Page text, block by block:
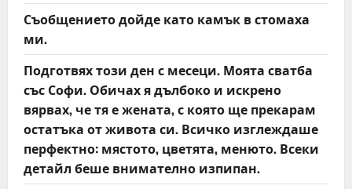
a
t
i
o
n
Съобщението дойде като камък в стомаха
ми.
Подготвях този ден с месеци. Моята сватба
със Софи. Обичах я дълбоко и искрено
вярвах, че тя е жената, с която ще прекарам
остатъка от живота си. Всичко изглеждаше
перфектно: мястото, цветята, менюто. Всеки
детайл беше внимателно изпипан.